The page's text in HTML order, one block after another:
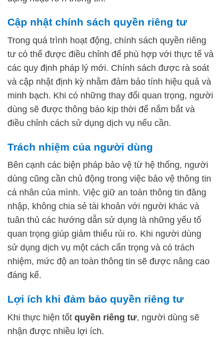
Cập nhật chính sách quyền riêng tư
Trong quá trình hoạt động, chính sách quyền riêng
tư có thể được điều chỉnh để phù hợp với thực tế và
các quy định pháp lý mới. Chính sách được rà soát
và cập nhật định kỳ nhằm đảm bảo tính hiệu quả và
minh bạch. Khi có những thay đổi quan trọng, người
dùng sẽ được thông báo kịp thời để nắm bắt và
điều chỉnh cách sử dụng dịch vụ nếu cần.
Trách nhiệm của người dùng
Bên cạnh các biện pháp bảo vệ từ hệ thống, người
dùng cũng cần chủ động trong việc bảo vệ thông tin
cá nhân của mình. Việc giữ an toàn thông tin đăng
nhập, không chia sẻ tài khoản với người khác và
tuân thủ các hướng dẫn sử dụng là những yếu tố
quan trọng giúp giảm thiểu rủi ro. Khi người dùng
sử dụng dịch vụ một cách cẩn trọng và có trách
nhiệm, mức độ an toàn thông tin sẽ được nâng cao
đáng kể.
Lợi ích khi đảm bảo quyền riêng tư
Khi thực hiện tốt quyền riêng tư, người dùng sẽ
nhận được nhiều lợi ích.